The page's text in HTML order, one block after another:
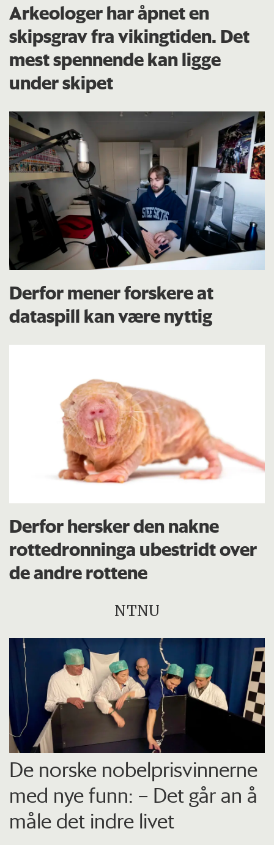
Arkeologer har åpnet en
skipsgrav fra vikingtiden. Det
mest spennende kan ligge
under skipet
Derfor mener forskere at
dataspill kan være nyttig
Derfor hersker den nakne
rottedronninga ubestridt over
de andre rottene
NTNU
De norske nobelprisvinnerne
med nye funn: – Det går an å
måle det indre livet